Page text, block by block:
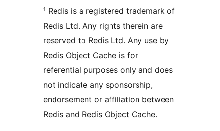
¹ Redis is a registered trademark of
Redis Ltd. Any rights therein are
reserved to Redis Ltd. Any use by
Redis Object Cache is for
referential purposes only and does
not indicate any sponsorship,
endorsement or affiliation between
Redis and Redis Object Cache.